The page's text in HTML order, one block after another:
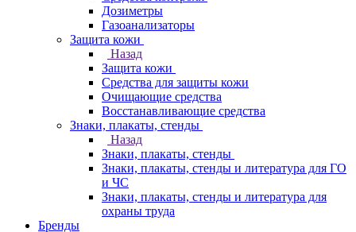
Дозиметры
Газоанализаторы
Защита кожи
Назад
Защита кожи
Средства для защиты кожи
Очищающие средства
Восстанавливающие средства
Знаки, плакаты, стенды
Назад
Знаки, плакаты, стенды
Знаки, плакаты, стенды и литература для ГО
и ЧС
Знаки, плакаты, стенды и литература для
охраны труда
Бренды